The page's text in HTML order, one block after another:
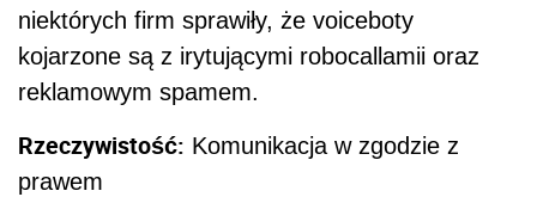
niektórych firm sprawiły, że voiceboty
kojarzone są z irytującymi robocallamii oraz
reklamowym spamem.
Rzeczywistość: Komunikacja w zgodzie z
prawem